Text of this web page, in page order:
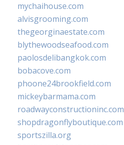
mychaihouse.com
alvisgrooming.com
thegeorginaestate.com
blythewoodseafood.com
paolosdelibangkok.com
bobacove.com
phoone24brookfield.com
mickeybarmama.com
roadwayconstructioninc.com
shopdragonflyboutique.com
sportszilla.org